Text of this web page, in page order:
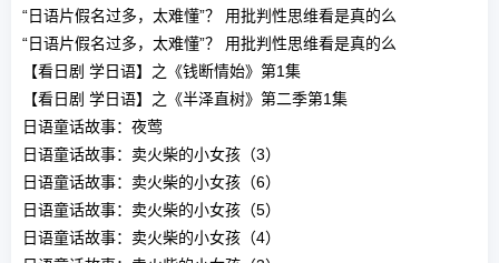
“日语片假名过多，太难懂”？ 用批判性思维看是真的么
“日语片假名过多，太难懂”？ 用批判性思维看是真的么
【看日剧 学日语】之《钱断情始》第1集
【看日剧 学日语】之《半泽直树》第二季第1集
日语童话故事：夜莺
日语童话故事：卖火柴的小女孩（3）
日语童话故事：卖火柴的小女孩（6）
日语童话故事：卖火柴的小女孩（5）
日语童话故事：卖火柴的小女孩（4）